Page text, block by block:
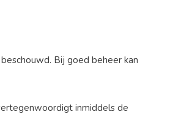
Bij goed beheer kan
inmiddels de